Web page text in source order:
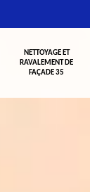
NETTOYAGE ET
RAVALEMENT DE
FAÇADE 35